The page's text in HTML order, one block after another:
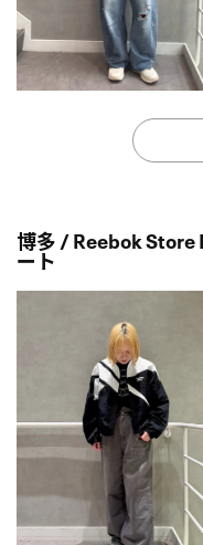
博多 / Reebok
ート